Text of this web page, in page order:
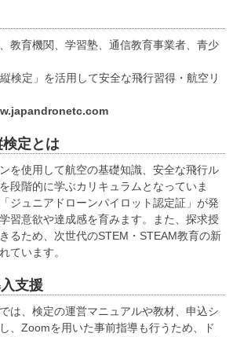
教育機関、学習塾、通信教育事業者、青少
検定」を活用して安全な飛行習得・航空リ
検定とは
を使用して航空の基礎知識、安全な飛行ル
段階的に学ぶカリキュラムとなっていま
ジュニアドローンパイロット認定証」が発
習意欲や達成感を育みます。また、探求授
るため、次世代のSTEM・STEAM教育の新
ています。
支援
は、検定の運営マニュアルや教材、申込シ
、Zoomを用いた事前指導も行うため、ド